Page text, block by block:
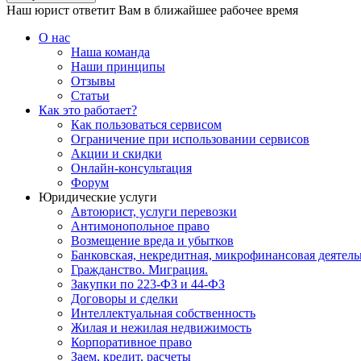
Наш юрист ответит Вам в ближайшее рабочее время
О нас
Наша команда
Наши принципы
Отзывы
Статьи
Как это работает?
Как пользоваться сервисом
Ограничение при использовании сервисов
Акции и скидки
Онлайн-консультация
Форум
Юридические услуги
Автоюрист, услуги перевозки
Антимонопольное право
Возмещение вреда и убытков
Банковская, некредитная, микрофинансовая
Гражданство. Миграция.
Закупки по 223-ФЗ и 44-ФЗ
Договоры и сделки
Интеллектуальная собственность
Жилая и нежилая недвижимость
Корпоративное право
Заем, кредит, расчеты